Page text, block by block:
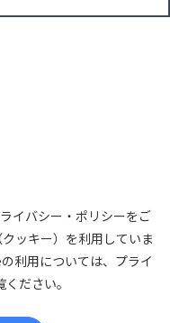
イバシー・ポリシーをご
ッキー）を利用していま
利用については、プライ
ださい。